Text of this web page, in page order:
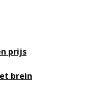
prijs
brein